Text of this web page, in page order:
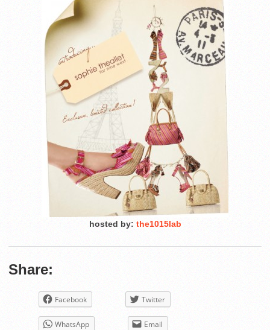
hosted by: the1015lab
Share:
Facebook Twitter
WhatsApp Email